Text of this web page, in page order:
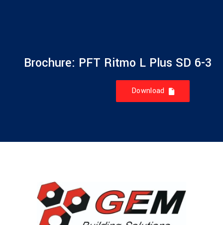
Brochure: PFT Ritmo L Plus SD 6-3
Download